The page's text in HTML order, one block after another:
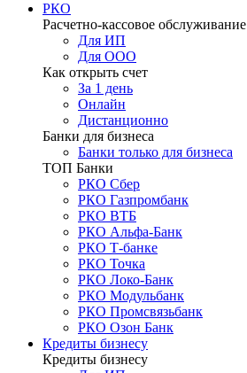
РКО
Расчетно-кассовое обслуживание
Для ИП
Для ООО
Как открыть счет
За 1 день
Онлайн
Дистанционно
Банки для бизнеса
Банки только для бизнеса
ТОП Банки
РКО Сбер
РКО Газпромбанк
РКО ВТБ
РКО Альфа-Банк
РКО Т-банке
РКО Точка
РКО Локо-Банк
РКО Модульбанк
РКО Промсвязьбанк
РКО Озон Банк
Кредиты бизнесу
Кредиты бизнесу